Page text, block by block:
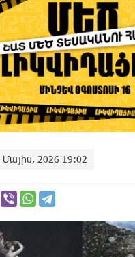
Մայիս, 2026 19:02